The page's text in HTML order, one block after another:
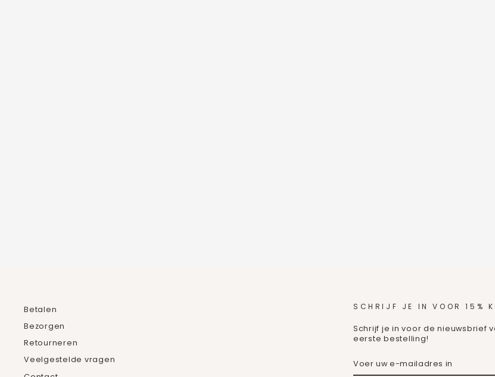
Betalen
Bezorgen
Retourneren
Veelgestelde vragen
SCHRIJF JE IN VOOR 15%
Schrijf je in voor de nieuwsbrief
eerste bestelling!
UW